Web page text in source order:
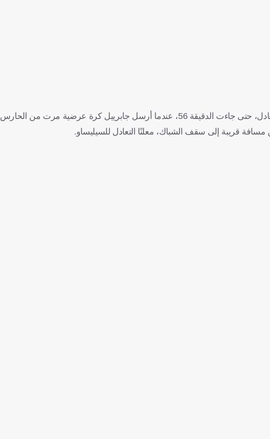
ومع بداية الشوط الثاني كثف منتخب البرازيل ضغطه بحثًا عن التعادل، حتى جاءت الدقيقة 56، عندما أرسل جابرييل كرة عرضية مرت من الحارس
مسافة قريبة إلى سقف الشباك، معلنًا التعادل للسيليساو.